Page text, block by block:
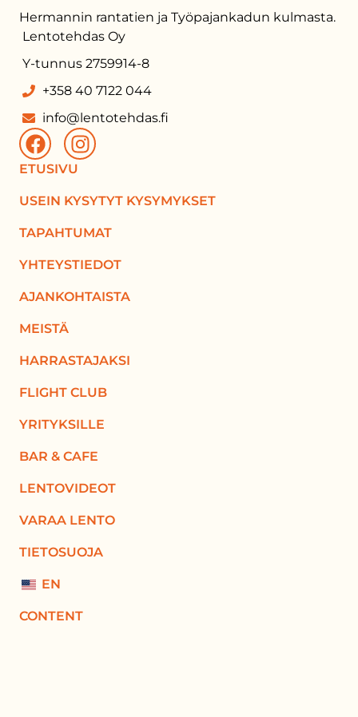
Hermannin rantatien ja Työpajankadun kulmasta.
Lentotehdas Oy
Y-tunnus 2759914-8
+358 40 7122 044
info@lentotehdas.fi
ETUSIVU
USEIN KYSYTYT KYSYMYKSET
TAPAHTUMAT
YHTEYSTIEDOT
AJANKOHTAISTA
MEISTÄ
HARRASTAJAKSI
FLIGHT CLUB
YRITYKSILLE
BAR & CAFE
LENTOVIDEOT
VARAA LENTO
TIETOSUOJA
EN
CONTENT